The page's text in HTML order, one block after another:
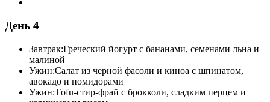
День 4
Завтрак:Греческий йогурт с бананами, семенами льна и
малиной
Ужин:Салат из черной фасоли и киноа с шпинатом,
авокадо и помидорами
Ужин:Тofu-стир-фрай с брокколи, сладким перцем и